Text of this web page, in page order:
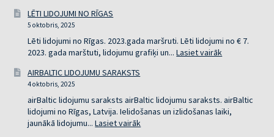
LĒTI LIDOJUMI NO RĪGAS
5 oktobris, 2025
Lēti lidojumi no Rīgas. 2023.gada maršruti. Lēti lidojumi no € 7.
2023. gada marštuti, lidojumu grafiķi un...Lasiet vairāk
RĪGAS
AIRBALTIC LIDOJUMU SARAKSTS
4 oktobris, 2025
airBaltic lidojumu saraksts airBaltic lidojumu saraksts. airBaltic
lidojumi no Rīgas, Latvija. Ielidošanas un izlidošanas laiki,
jaunākā lidojumu...Lasiet vairāk